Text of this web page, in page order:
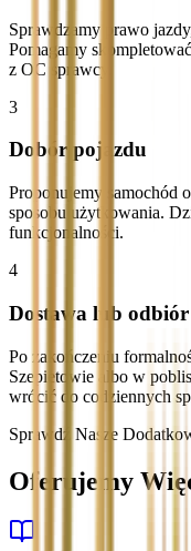
Sprawdzamy prawo
Pomagamy
z OC sprawcy.
3
Dobór pojazdu
Proponujemy samochód
sposobu użytkowania.
funkcjonalności.
4
Dostawa lub odbiór
Po zakończeniu
Szepietowie albo w
wrócić do codziennych
Sprawdź Nasze
Oferujemy